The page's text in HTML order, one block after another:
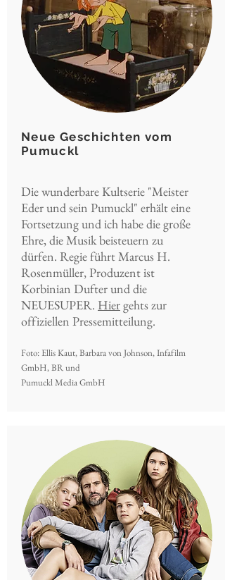
Neue Geschichten vom
Pumuckl
Die wunderbare Kultserie "Meister
Eder und sein Pumuckl" erhält eine
Fortsetzung und ich habe die große
Ehre, die Musik beisteuern zu
dürfen. Regie führt Marcus H.
Rosenmüller, Produzent ist
Korbinian Dufter und die
NEUESUPER. Hiergehts zur
offiziellen Pressemitteilung.
Foto: Ellis Kaut, Barbara von Johnson, Infafilm
GmbH, BR und
Pumuckl Media GmbH